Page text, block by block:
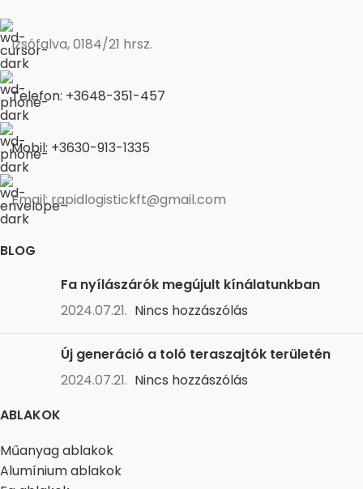
Izsófalva, 0184/21 hrsz.
Telefon: +3648-351-457
Mobil: +3630-913-1335
Email: rapidlogistickft@gmail.com
BLOG
Fa nyílászárók megújult kínálatunkban
2024.07.21. Nincs hozzászólás
Új generáció a toló teraszajtók területén
2024.07.21. Nincs hozzászólás
ABLAKOK
Műanyag ablakok
Alumínium ablakok